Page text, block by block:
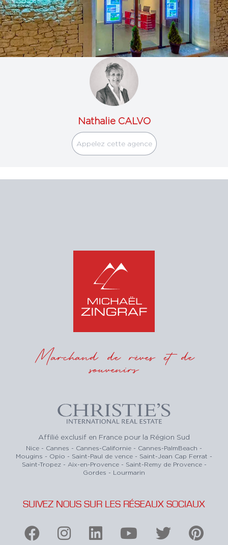
Nathalie CALVO
Appelez cette agence
Marchand de rêves et de
souvenirs
Affilié exclusif en France pour la Région Sud
Nice - Cannes - Cannes-Californie - Cannes-PalmBeach -
Mougins - Opio - Saint-Paul de vence - Saint-Jean Cap Ferrat -
Saint-Tropez - Aix-en-Provence - Saint-Remy de Provence -
Gordes - Lourmarin
SUIVEZ NOUS SUR LES RÉSEAUX SOCIAUX